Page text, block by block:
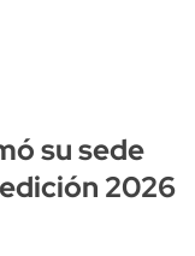
su sede
2026